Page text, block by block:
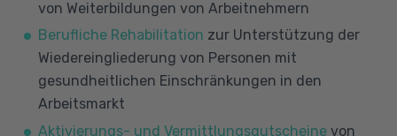
einzuschlagen. Für andere können
Anpassungen am aktuellen Arbeitsplatz besser
geeignet sein. Es ist wichtig, verschiedene
Optionen zu prüfen und gegebenenfalls
professionelle Beratung in Anspruch zu
von Weiterbildungen von Arbeitnehmern
Berufliche Rehabilitation zur Unterstützung der
Wiedereingliederung von Personen mit
gesundheitlichen Einschränkungen in den
Arbeitsmarkt
Aktivierungs- und Vermittlungsgutscheinevon